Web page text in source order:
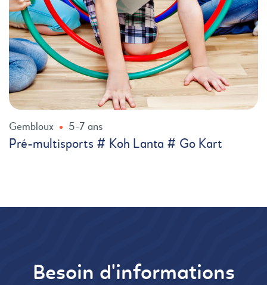
Gembloux 5-7 ans
Pré-multisports # Koh Lanta # Go Kart
Besoin d'informations